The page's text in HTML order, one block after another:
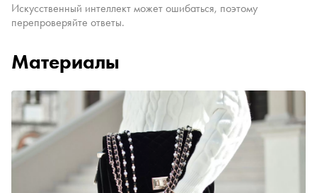
Искусственный интеллект может ошибаться, поэтому
перепроверяйте ответы.
Материалы